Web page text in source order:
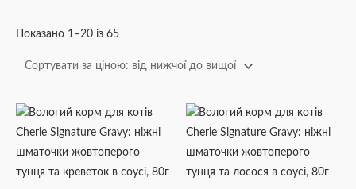
Показано 1–20 із 65